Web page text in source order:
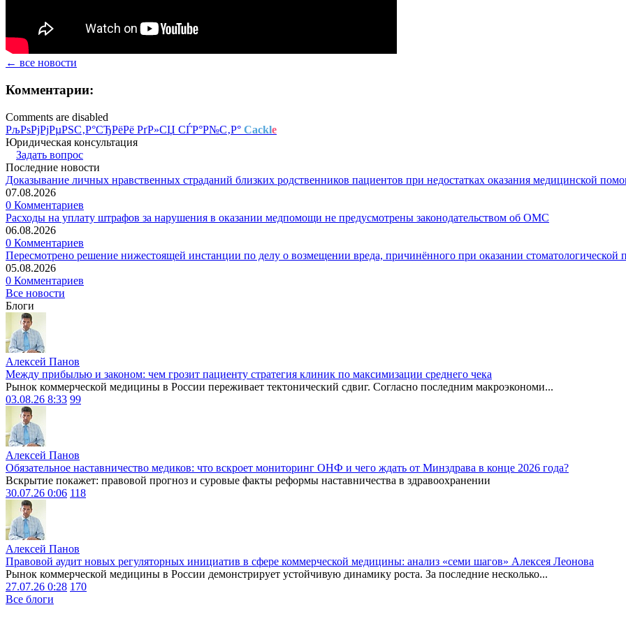
← все новости
Комментарии:
Comments are disabled
РљРѕРјРјРµРЅС‚Р°СЂРёРё РґР»СЏ СЃР°Р№С‚Р° Cackle
Юридическая консультация
Задать вопрос
Последние новости
Доказывание личных нравственных страданий близких родственников пациентов при недостатках оказания медицинской
07.08.2026
0 Комментариев
Расходы на уплату штрафов за нарушения в оказании медпомощи не предусмотрены законодательством об ОМС
06.08.2026
0 Комментариев
Пересмотрено решение нижестоящей инстанции по делу о возмещении вреда, причинённого при оказании стоматологической
05.08.2026
0 Комментариев
Все новости
Блоги
Алексей Панов
Между прибылью и законом: чем грозит пациенту стратегия клиник по максимизации среднего чека
Рынок коммерческой медицины в России переживает тектонический сдвиг. Согласно последним макроэкономи...
03.08.26 8:33 99
Алексей Панов
Обязательное наставничество медиков: что вскроет мониторинг ОНФ и чего ждать от Минздрава в конце 2026 года?
Вскрытие покажет: правовой прогноз и суровые факты реформы наставничества в здравоохранении
30.07.26 0:06 118
Алексей Панов
Правовой аудит новых регуляторных инициатив в сфере коммерческой медицины: анализ «семи шагов» Алексея Леонова
Рынок коммерческой медицины в России демонстрирует устойчивую динамику роста. За последние несколько...
27.07.26 0:28 170
Все блоги